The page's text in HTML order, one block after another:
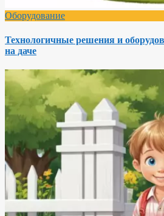
Оборудование
Технологичные решения и
на даче